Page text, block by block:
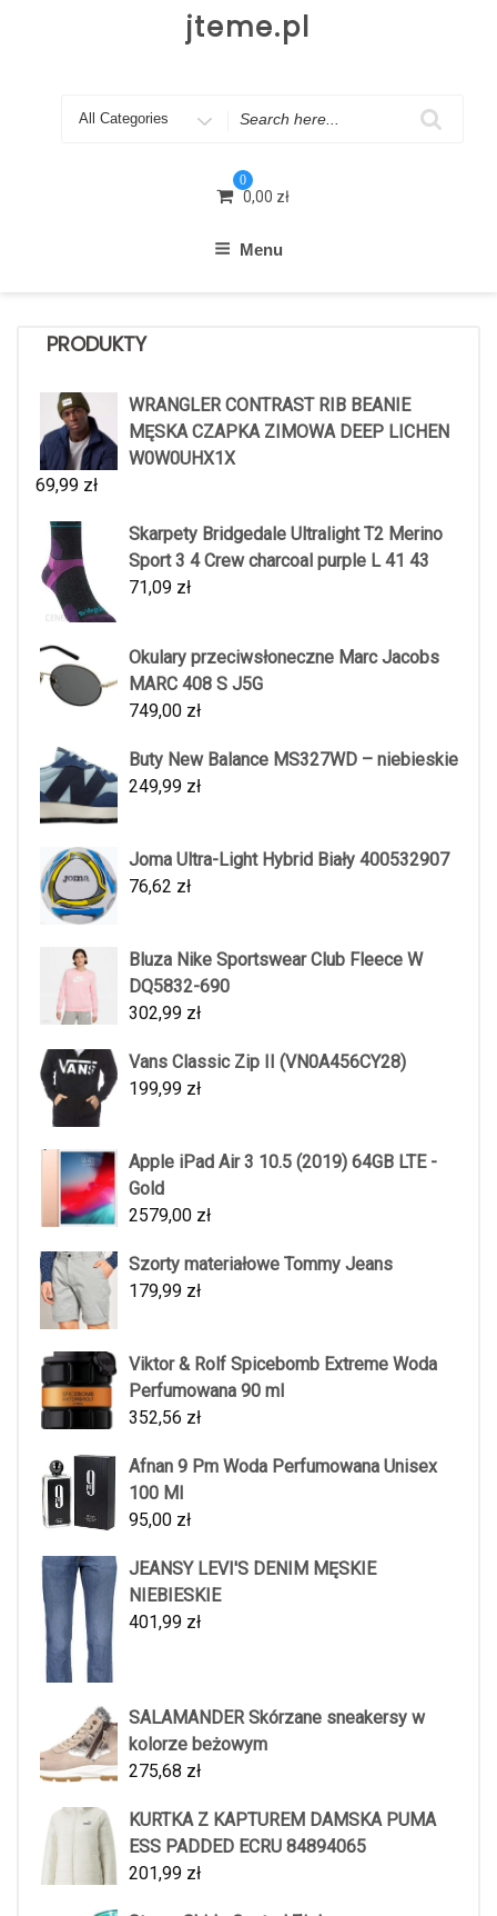
jteme.pl
Search
0
0,00 zł
Menu
PRODUKTY
WRANGLER CONTRAST RIB BEANIE
MĘSKA CZAPKA ZIMOWA DEEP LICHEN
W0W0UHX1X
69,99 zł
Skarpety Bridgedale Ultralight T2 Merino
Sport 3 4 Crew charcoal purple L 41 43
71,09 zł
Okulary przeciwsłoneczne Marc Jacobs
MARC 408 S J5G
749,00 zł
Buty New Balance MS327WD – niebieskie
249,99 zł
Joma Ultra-Light Hybrid Biały 400532907
76,62 zł
Bluza Nike Sportswear Club Fleece W
DQ5832-690
302,99 zł
Vans Classic Zip II (VN0A456CY28)
199,99 zł
Apple iPad Air 3 10.5 (2019) 64GB LTE -
Gold
2579,00 zł
Szorty materiałowe Tommy Jeans
179,99 zł
Viktor & Rolf Spicebomb Extreme Woda
Perfumowana 90 ml
352,56 zł
Afnan 9 Pm Woda Perfumowana Unisex
100 Ml
95,00 zł
JEANSY LEVI'S DENIM MĘSKIE
NIEBIESKIE
401,99 zł
SALAMANDER Skórzane sneakersy w
kolorze beżowym
275,68 zł
KURTKA Z KAPTUREM DAMSKA PUMA
ESS PADDED ECRU 84894065
201,99 zł